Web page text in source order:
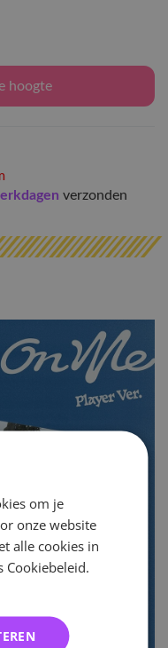
hoogte
verzonden
om je
onze website
alle cookies in
Cookiebeleid.